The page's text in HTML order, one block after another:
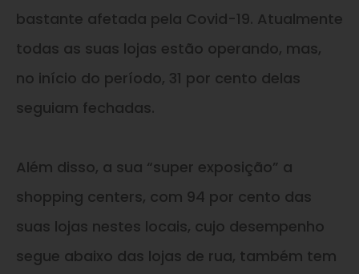
bastante afetada pela Covid-19. Atualmente
todas as suas lojas estão operando, mas,
no início do período, 31 por cento delas
seguiam fechadas.
Além disso, a sua “super exposição” a
shopping centers, com 94 por cento das
suas lojas nestes locais, cujo desempenho
segue abaixo das lojas de rua, também tem